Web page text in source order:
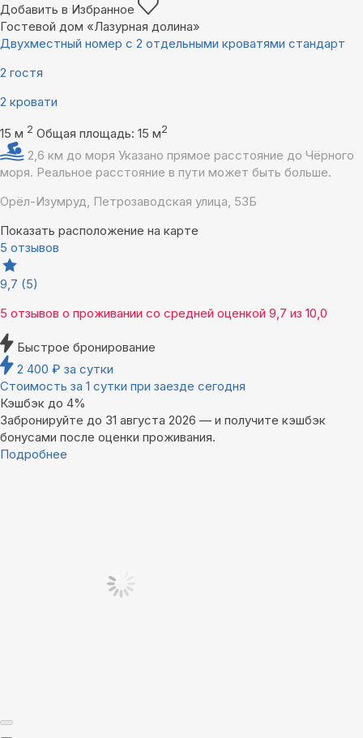
Добавить в Избранное
Гостевой дом «Лазурная долина»
Двухместный номер с 2 отдельными кроватями стандарт
2 гостя
2 кровати
15 м 2 Общая площадь: 15 м2
2,6 км до моря Указано прямое расстояние до Чёрного
моря. Реальное расстояние в пути может быть больше.
Орёл-Изумруд, Петрозаводская улица, 53Б
Показать расположение на карте
5 отзывов
9,7 (5)
5 отзывов о проживании со средней оценкой 9,7 из 10,0
Быстрое бронирование
2 400 ₽ за сутки
Стоимость за 1 сутки при заезде сегодня
Кэшбэк до 4%
Забронируйте до 31 августа 2026 — и получите кэшбэк
бонусами после оценки проживания.
Подробнее